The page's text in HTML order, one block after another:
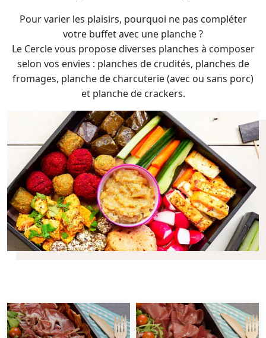
Pour varier les plaisirs, pourquoi ne pas compléter
votre buffet avec une planche ?
Le Cercle vous propose diverses planches à composer
selon vos envies : planches de crudités, planches de
fromages, planche de charcuterie (avec ou sans porc)
et planche de crackers.